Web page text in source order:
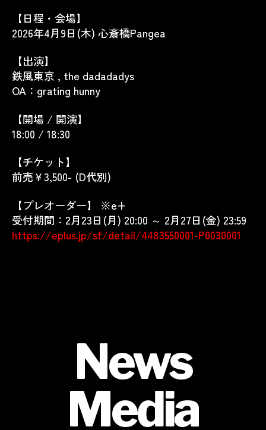
【日程・会場】
2026年4月9日(木) 心斎橋Pangea
【出演】
鉄風東京 , the dadadadys
OA：grating hunny
【開場 / 開演】
18:00 / 18:30
【チケット】
前売￥3,500- (D代別)
【プレオーダー】 ※e+
受付期間：2月23日(月) 20:00 ～ 2月27日(金) 23:59
https://eplus.jp/sf/detail/4483550001-P0030001
News
Media